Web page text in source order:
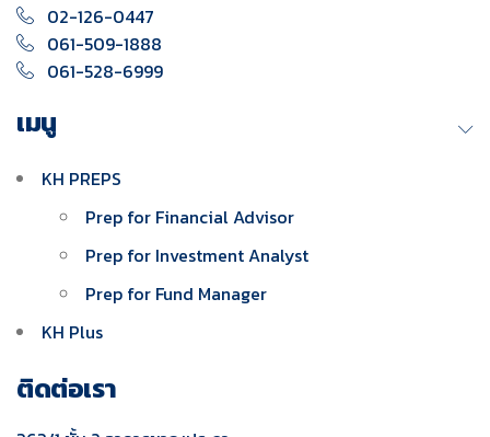
02-126-0447
061-509-1888
061-528-6999
เมนู
KH PREPS
Prep for Financial Advisor
Prep for Investment Analyst
Prep for Fund Manager
KH Plus
ติดต่อเรา